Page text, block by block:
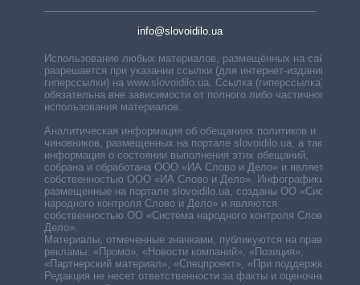
info@slovoidilo.ua
Использование любых материалов, размещённых на сайте,
разрешается при указании ссылки (для интернет-изданий —
гиперссылки) на www.slovoidilo.ua. Ссылка (гиперссылка)
обязательна вне зависимости от полного либо частичного
использования материалов.
Аналитическая информация об обещаниях политиков и
чиновников, размещенных на портале slovoidilo.ua, а также
информация о состоянии выполнения этих обещаний,
собрана и обработана ООО «ИА Слово и Дело» и является
собственностью ООО «ИА Слово и Дело». Инфографики,
размещенные на портале slovoidilo.ua, созданы ОО «Система
народного контроля Слово и Дело» и являются
собственностью ОО «Система народного контроля Слово и
Дело».
Материалы, отмеченные значками, публикуются на правах
рекламы: «Промо», «Новости компаний», «Позиция»,
«Партнерский материал», «Спецпроект», «При поддержке».
Редакция не несет ответственности за факты и оценочные